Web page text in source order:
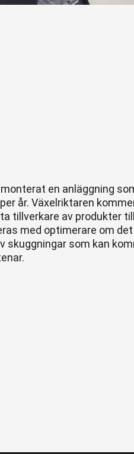
en anläggning
år. Växelriktaren
tillverkare av produkter
med optimerare om
skuggningar som kan